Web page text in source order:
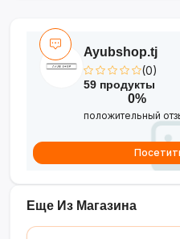
примере с цветными
Еще Из Магазина
Ayubshop.tj
(0)
59 продукты
0%
положительный